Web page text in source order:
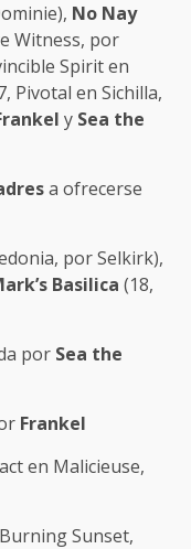
No Nay
Witness, por
Spirit en
Pivotal en Sichilla,
y Sea the
a ofrecerse
por Selkirk),
Basilica (18,
por Sea the
Frankel
en Malicieuse,
Sunset,